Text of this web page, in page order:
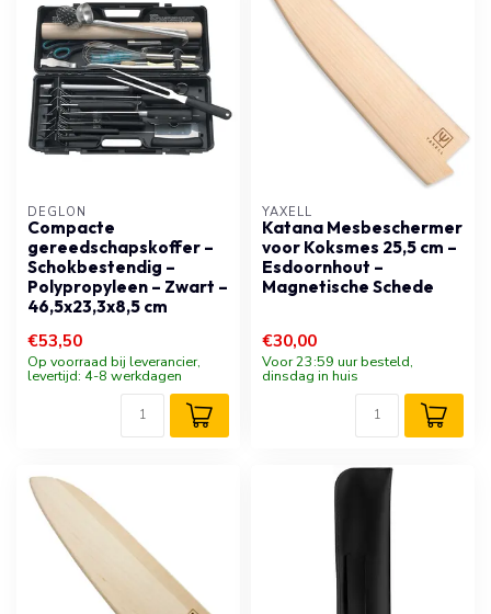
DÉGLON
Compacte
gereedschapskoffer –
Schokbestendig –
Polypropyleen – Zwart –
46,5x23,3x8,5 cm
€53,50
Op voorraad bij leverancier,
levertijd: 4-8 werkdagen
YAXELL
Katana Mesbeschermer
voor Koksmes 25,5 cm –
Esdoornhout –
Magnetische Schede
€30,00
Voor 23:59 uur besteld,
dinsdag in huis